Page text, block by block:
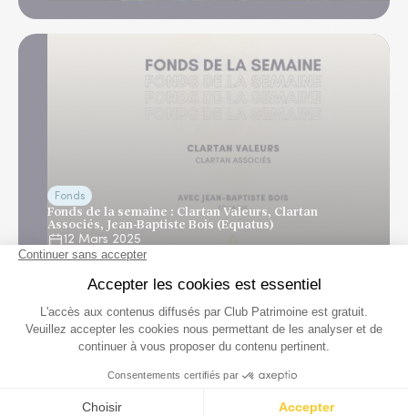
Fonds
Fonds de la semaine : Clartan Valeurs, Clartan
Associés, Jean-Baptiste Bois (Equatus)
12 Mars 2025
Voir plus
L'équipe